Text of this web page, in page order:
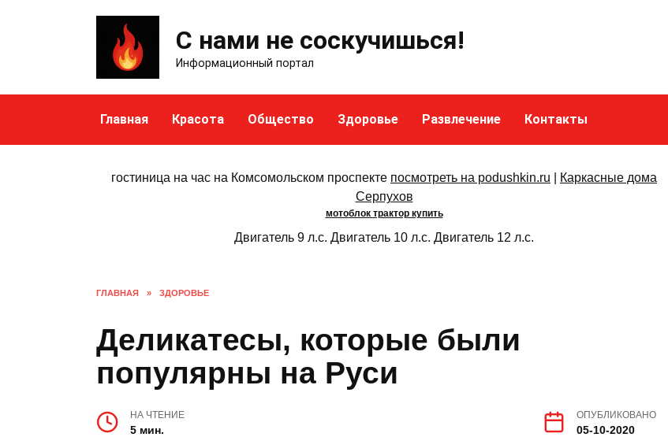
С нами не соскучишься!
Информационный портал
Главная Красота Общество Здоровье Развлечение Контакты
гостиница на час на Комсомольском проспекте посмотреть на podushkin.ru
Каркасные дома
Серпухов
мотоблок трактор купить
Двигатель 9 л.с. Двигатель 10 л.с. Двигатель 12 л.с.
ГЛАВНАЯ » ЗДОРОВЬЕ
Деликатесы, которые были
популярны на Руси
НА ЧТЕНИЕ
5 мин.
ОПУБЛИКОВАНО
05-10-2020